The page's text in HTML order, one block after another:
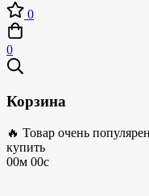
0
0
Корзина
🔥 Товар очень
купить
00м 00с